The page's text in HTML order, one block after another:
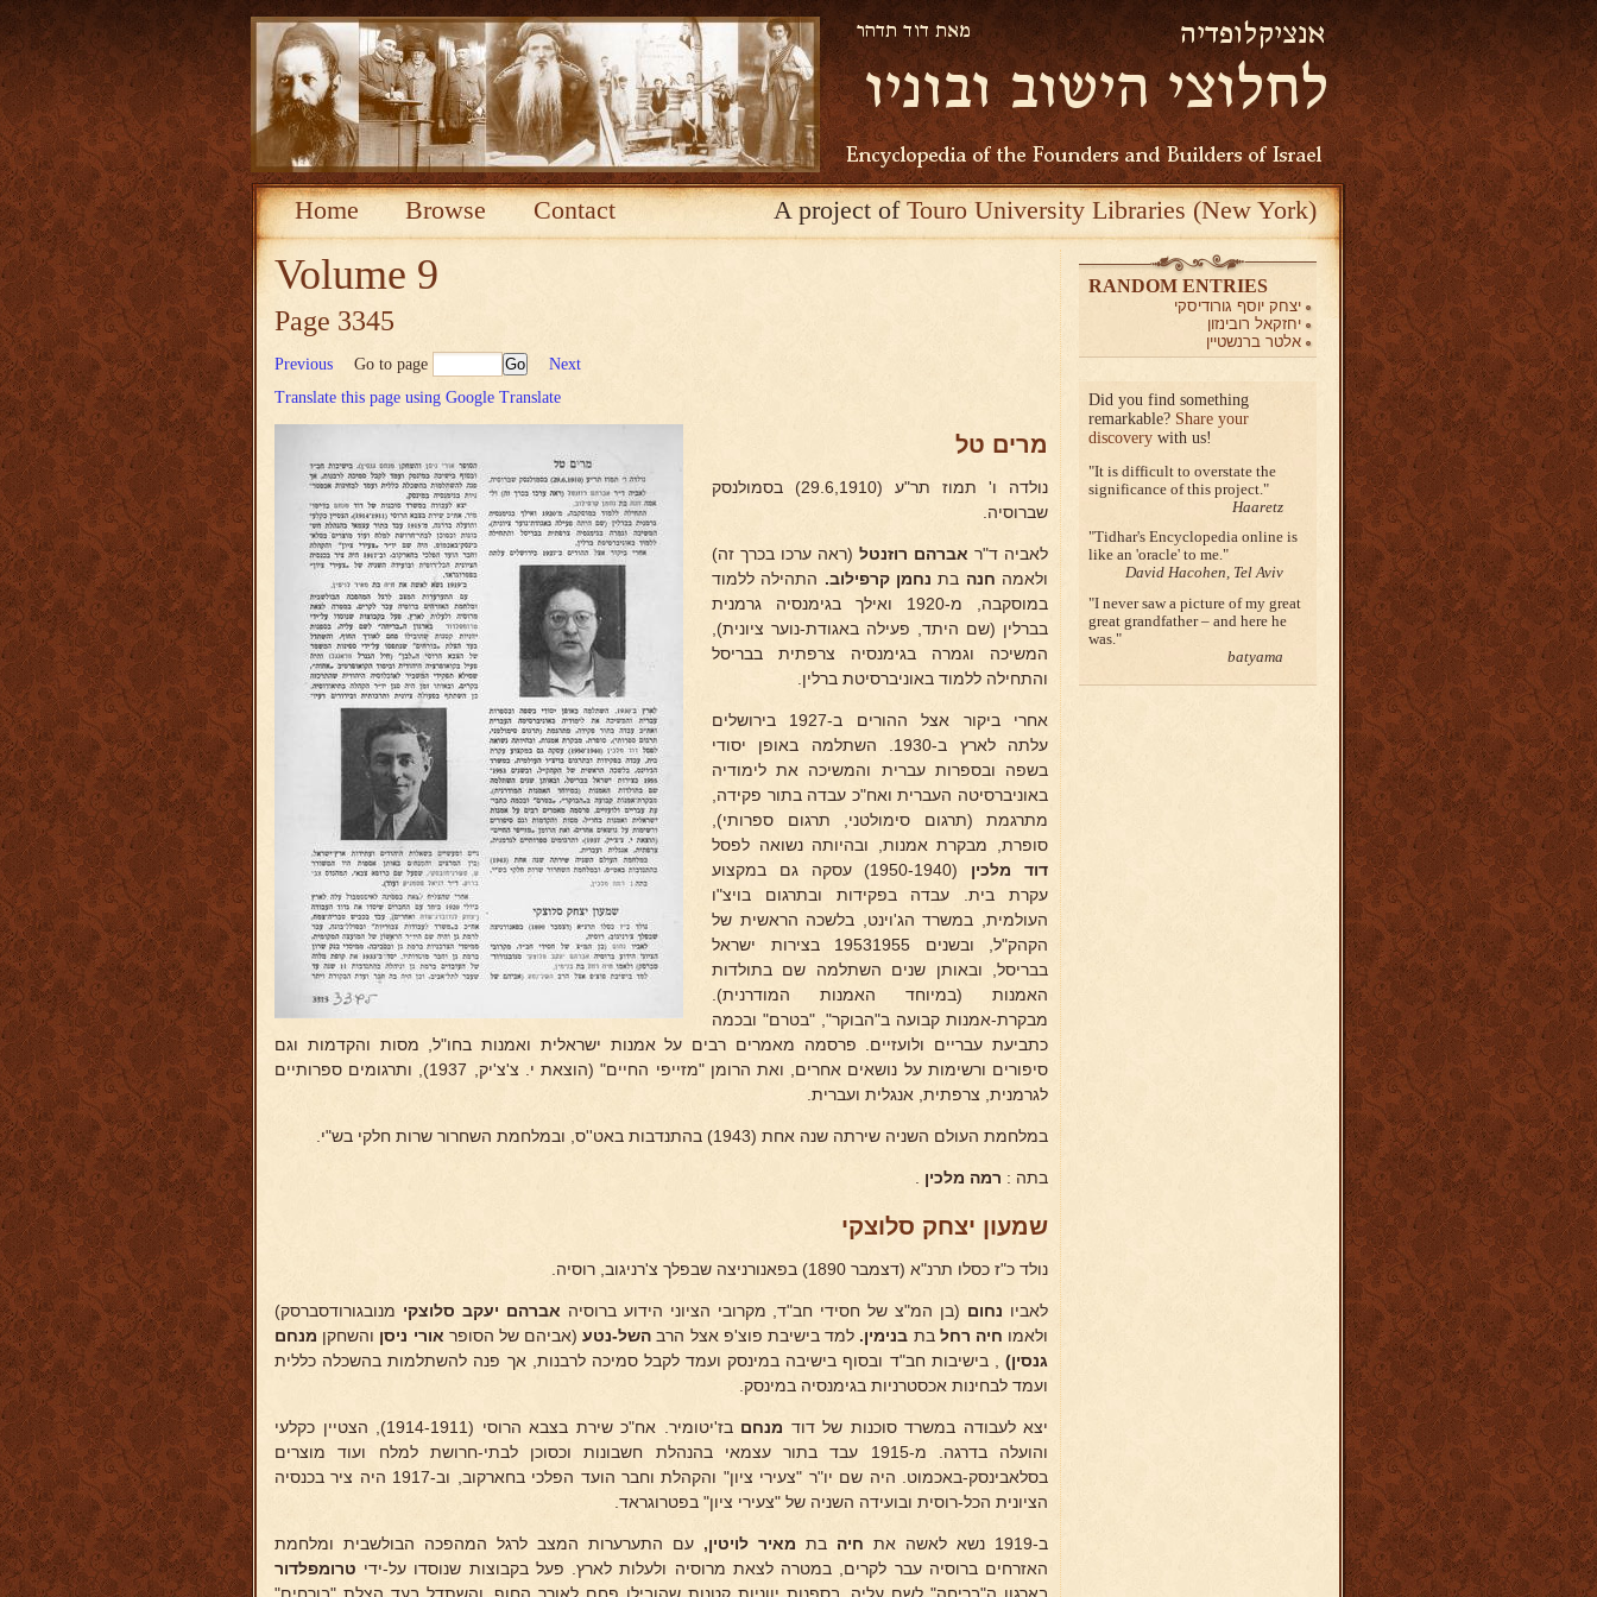
Home Browse Contact A project ofTouro University Libraries (New York)
Volume 9
Page 3345
Previous Go to page
Next
Translate this page using Google Translate
מרים טל
נולדה ו' תמוז תר"ע (29.6,1910) בסמולנסק
שברוסיה.
לאביה ד"ר אברהם רוזנטל (ראה ערכו בכרך זה)
ולאמה חנה בתנחמן קרפילוב. התהילה ללמוד
במוסקבה, מ-1920 ואילך בגימנסיה גרמנית
בברלין (שם היתד, פעילה באגודת-נוער ציונית),
המשיכה וגמרה בגימנסיה צרפתית בבריסל
והתחילה ללמוד באוניברסיטת ברלין.
אחרי ביקור אצל ההורים ב-1927 בירושלים
עלתה לארץ ב-1930. השתלמה באופן יסודי
בשפה ובספרות עברית והמשיכה את לימודיה
באוניברסיטה העברית ואח"כ עבדה בתור פקידה,
מתרגמת (תרגום סימולטני, תרגום ספרותי),
סופרת, מבקרת אמנות, ובהיותה נשואה לפסל
דוד מלכין
(1950-1940) עסקה גם במקצוע
עקרת בית. עבדה בפקידות ובתרגום בויצ"ו
העולמית, במשרד הג'וינט, בלשכה הראשית של
הקהק"ל, ובשנים 19531955 בצירות ישראל
בבריסל, ובאותן שנים השתלמה שם בתולדות
האמנות (במיוחד האמנות המודרנית).
מבקרת-אמנות קבועה ב"הבוקר", "בטרם" ובכמה
כתביעת עבריים ולועזיים. פרסמה מאמרים רבים על אמנות ישראלית ואמנות בחו"ל, מסות והקדמות וגם
סיפורים ורשימות על נושאים אחרים, ואת הרומן "מזייפי החיים" (הוצאת י. צ'צ'יק, 1937), ותרגומים ספרותיים
לגרמנית, צרפתית, אנגלית ועברית.
במלחמת העולם השניה שירתה שנה אחת (1943) בהתנדבות באט''ס, ובמלחמת השחרור שרות חלקי בש"י.
בתה : רמה מלכין
שמעון יצחק סלוצקי
נולד כ"ז כסלו תרנ"א (דצמבר 1890) בפאנורניצה שבפלך צ'רניגוב, רוסיה.
לאביו נחום (בן המ"צ של חסידי חב"ד, מקרובי הציוני הידוע ברוסיה אברהם יעקב סלוצקי מנובגורודסברסק)
ולאמו חיה רחל בת בנימין. למד בישיבת פוצ'פ אצל הרב השל-נטע (אביהם של הסופר אורי ניסן והשחקן מנחם
גנסין) , בישיבות חב"ד ובסוף בישיבה במינסק ועמד לקבל סמיכה לרבנות, אך פנה להשתלמות בהשכלה כללית
ועמד לבחינות אכסטרניות בגימנסיה במינסק.
יצא לעבודה במשרד סוכנות של דוד מנחם
בז'יטומיר. אח"כ שירת בצבא הרוסי (1914-1911), הצטיין כקלעי
והועלה בדרגה. מ-1915 עבד בתור עצמאי בהנהלת חשבונות וכסוכן לבתי-חרושת למלח ועוד מוצרים
בסלאבינסק-באכמוט. היה שם יו"ר "צעירי ציון" והקהלת וחבר הועד הפלכי בחארקוב, וב-1917 היה ציר בכנסיה
הציונית הכל-רוסית ובועידה השניה של "צעירי ציון" בפטרוגראד.
ב-1919 נשא לאשה את חיה בת מאיר לויטין, עם התערערות המצב לרגל המהפכה הבולשבית ומלחמת
האזרחים ברוסיה עבר לקרים, במטרה לצאת מרוסיה ולעלות לארץ. פעל בקבוצות שנוסדו על-ידי טרומפלדור
RANDOM ENTRIES
יצחק יוסף גורודיסקי
יחזקאל רובינזון
אלטר ברנשטיין
Did you find something
remarkable? Share your
discovery with us!
It is difficult to overstate the
significance of this project.
Haaretz
Tidhar's Encyclopedia online is
like an 'oracle' to me.
David Hacohen, Tel Aviv
I never saw a picture of my great
great grandfather – and here he
was.
batyama